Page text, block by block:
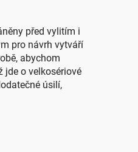
před vylitím i
pro návrh vytváří
abychom
jde o velkosériové
úsilí,